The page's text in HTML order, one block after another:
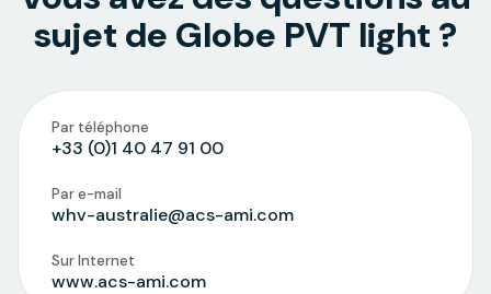
sujet de Globe PVT light ?
Par téléphone
+33 (0)1 40 47 91 00
Par e-mail
whv-australie@acs-ami.com
Sur Internet
www.acs-ami.com